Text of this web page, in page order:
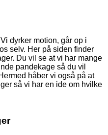
Vi dyrker motion, går op i
selv. Her på siden finder
Du vil se at vi har mange
pandekage så du vil
håber vi også på at
så vi har en ide om hvilke